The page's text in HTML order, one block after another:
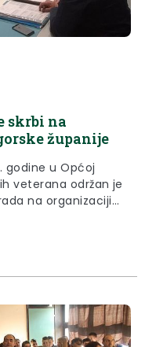
skrbi na
županije
godine u Općoj
veterana održan je
na organizaciji